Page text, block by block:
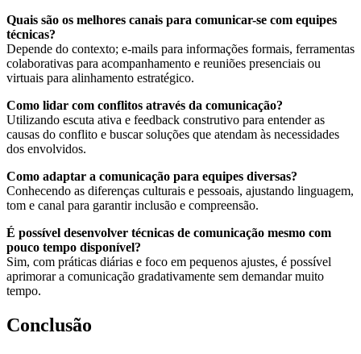
Quais são os melhores canais para comunicar-se com equipes
técnicas?
Depende do contexto; e-mails para informações formais, ferramentas
colaborativas para acompanhamento e reuniões presenciais ou
virtuais para alinhamento estratégico.
Como lidar com conflitos através da comunicação?
Utilizando escuta ativa e feedback construtivo para entender as
causas do conflito e buscar soluções que atendam às necessidades
dos envolvidos.
Como adaptar a comunicação para equipes diversas?
Conhecendo as diferenças culturais e pessoais, ajustando linguagem,
tom e canal para garantir inclusão e compreensão.
É possível desenvolver técnicas de comunicação mesmo com
pouco tempo disponível?
Sim, com práticas diárias e foco em pequenos ajustes, é possível
aprimorar a comunicação gradativamente sem demandar muito
tempo.
Conclusão